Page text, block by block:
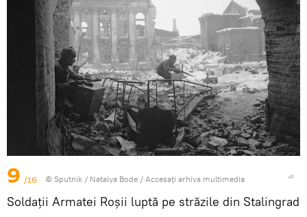
9 /16 © Sputnik / Natalya Bode / Accesați arhiva multimedia
Soldații Armatei Roșii luptă pe străzile din Stalingrad